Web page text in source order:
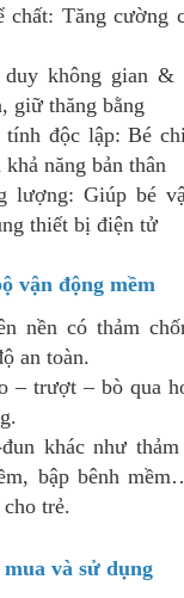
chất: Tăng cường
không gian &
giữ thăng bằng
độc lập: Bé
năng bản thân
lượng: Giúp bé
thiết bị điện tử
vận động mềm
nền có thảm
an toàn.
– trượt – bò qua
khác như
bập bênh
trẻ.
và sử dụng